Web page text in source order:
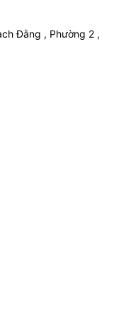
Đằng , Phường 2 ,